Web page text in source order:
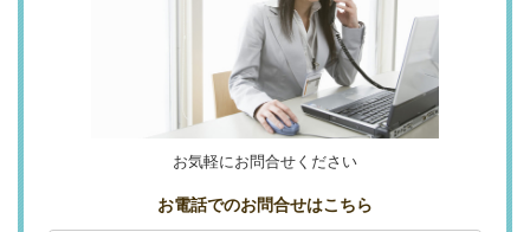
お気軽にお問合せください
お電話でのお問合せはこちら